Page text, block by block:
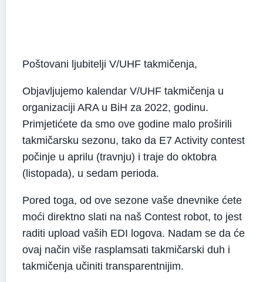
Poštovani ljubitelji V/UHF takmičenja,
Objavljujemo kalendar V/UHF takmičenja u
organizaciji ARA u BiH za 2022, godinu.
Primjetićete da smo ove godine malo proširili
takmičarsku sezonu, tako da E7 Activity contest
počinje u aprilu (travnju) i traje do oktobra
(listopada), u sedam perioda.
Pored toga, od ove sezone vaše dnevnike ćete
moći direktno slati na naš Contest robot, to jest
raditi upload vaših EDI logova. Nadam se da će
ovaj način više rasplamsati takmičarski duh i
takmičenja učiniti transparentnijim.